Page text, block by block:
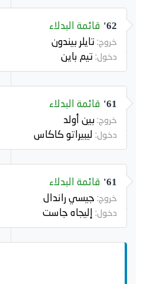
62' قائمة البدلاء
خروج:تايلر بيندون
دخول:تيم باين
61' قائمة البدلاء
خروج:بين أولد
دخول: ليبيراتو كاكاس
61' قائمة البدلاء
خروج: جيسي راندال
دخول: إليجاه جاست